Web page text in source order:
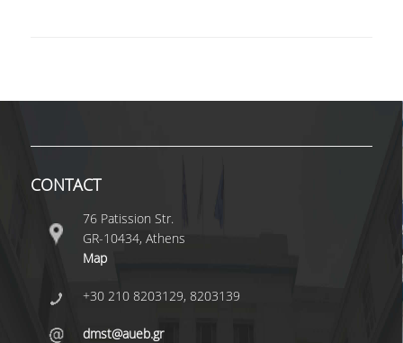
CURRENT PHD HOLDERS
ERASMUS+ PROGRAMME
DEPARTMENT
DOCUMENTS - USEFUL LINKS
CONTACT
76 Patission Str.
GR-10434, Athens
Map
+30 210 8203129, 8203139
dmst@aueb.gr